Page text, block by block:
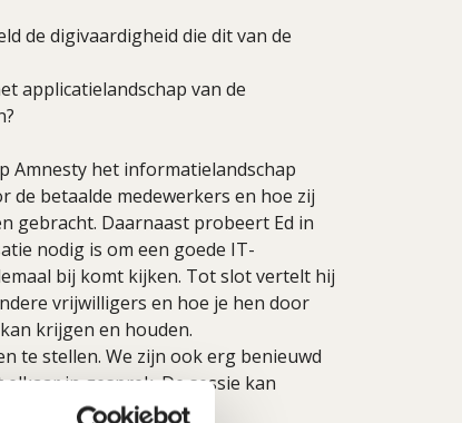
de digivaardigheid die dit van de
applicatielandschap van de
Amnesty het informatielandschap
betaalde medewerkers en hoe zij
gebracht. Daarnaast probeert Ed in
nodig is om een goede IT-
bij komt kijken. Tot slot vertelt hij
vrijwilligers en hoe je hen door
krijgen en houden.
te stellen. We zijn ook erg benieuwd
in gesprek. De sessie kan